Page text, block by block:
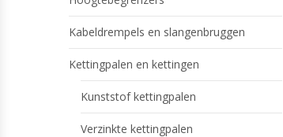
Kabeldrempels en slangenbruggen
Kettingpalen en kettingen
Kunststof kettingpalen
Verzinkte kettingpalen